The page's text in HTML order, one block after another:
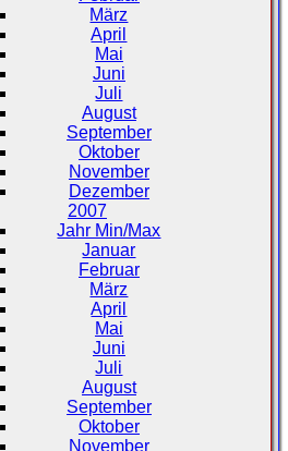
März
April
Mai
Juni
Juli
August
September
Oktober
November
Dezember
2007
Jahr Min/Max
Januar
Februar
März
April
Mai
Juni
Juli
August
September
Oktober
November